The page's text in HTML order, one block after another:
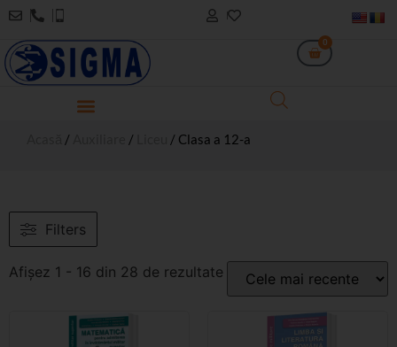
0
/ / / Clasa a 12-a
Filters
Afișez 1 - 16 din 28 de rezultate